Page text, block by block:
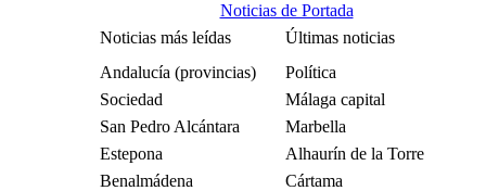
Noticias de Portada
Noticias más leídas
Últimas noticias
Andalucía (provincias)
Política
Sociedad
Málaga capital
San Pedro Alcántara
Marbella
Estepona
Alhaurín de la Torre
Benalmádena
Cártama